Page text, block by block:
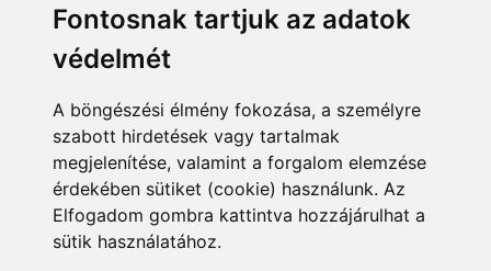
Fontosnak tartjuk az adatok
védelmét
A böngészési élmény fokozása, a személyre
szabott hirdetések vagy tartalmak
megjelenítése, valamint a forgalom elemzése
érdekében sütiket (cookie) használunk. Az
Elfogadom gombra kattintva hozzájárulhat a
sütik használatához.